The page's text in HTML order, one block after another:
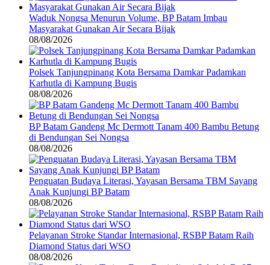
Waduk Nongsa Menurun Volume, BP Batam Imbau
Masyarakat Gunakan Air Secara Bijak
08/08/2026
Polsek Tanjungpinang Kota Bersama Damkar Padamkan
Karhutla di Kampung Bugis
08/08/2026
BP Batam Gandeng Mc Dermott Tanam 400 Bambu Betung
di Bendungan Sei Nongsa
08/08/2026
Penguatan Budaya Literasi, Yayasan Bersama TBM Sayang
Anak Kunjungi BP Batam
08/08/2026
Pelayanan Stroke Standar Internasional, RSBP Batam Raih
Diamond Status dari WSO
08/08/2026